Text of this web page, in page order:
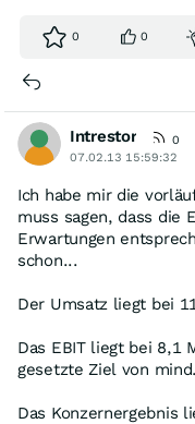
0 0
Intrestor
0
07.02.13 15:59:32
Ich habe mir die
muss sagen, dass die
Erwartungen
schon...
Der Umsatz liegt bei
Das EBIT liegt bei 8,1
gesetzte Ziel von
Das Konzernergebnis